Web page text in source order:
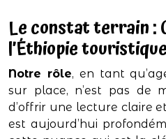
Le constat terrain :
l’Éthiopie
Notre rôle, en tant
sur place, n’est pas de
d’offrir une lecture claire
est aujourd’hui